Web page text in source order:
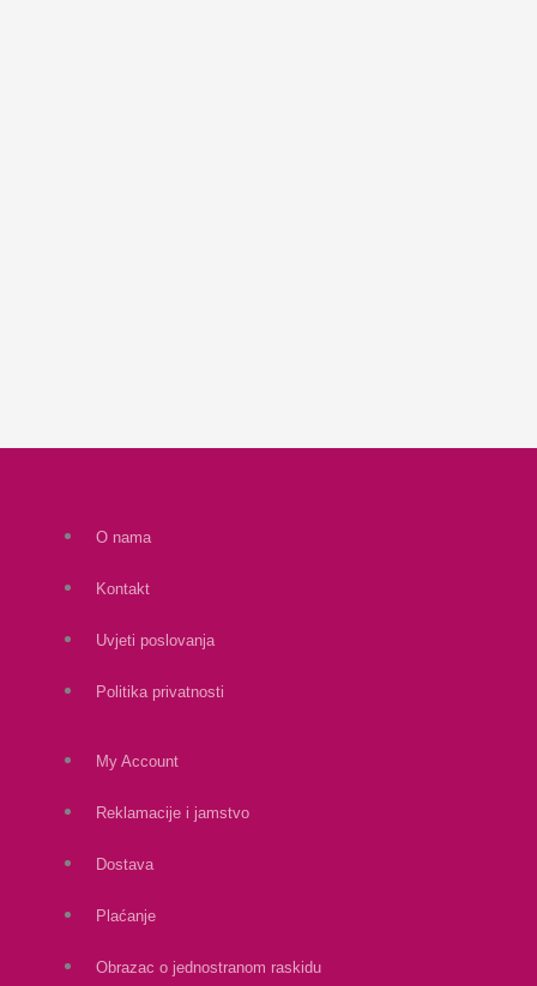
O nama
Kontakt
Uvjeti poslovanja
Politika privatnosti
My Account
Reklamacije i jamstvo
Dostava
Plaćanje
Obrazac o jednostranom raskidu